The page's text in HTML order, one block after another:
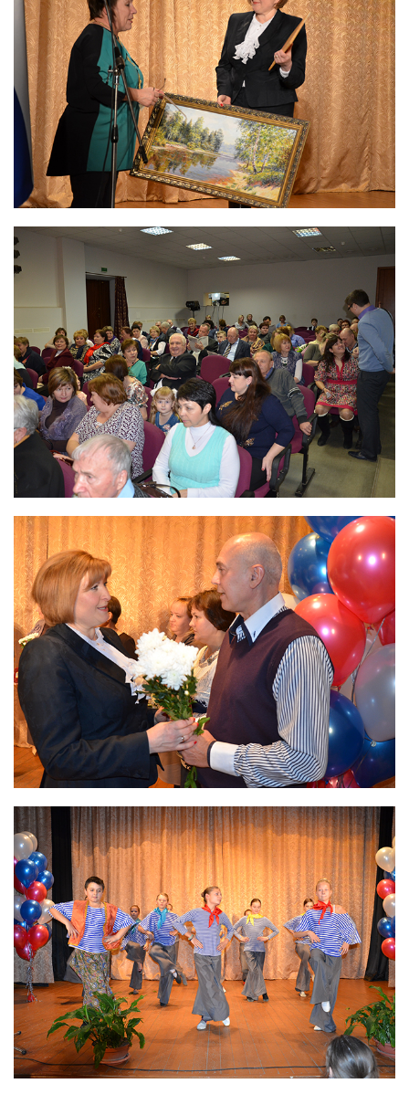
Фотобанк РАДОНА
Филиалы
Московский филиал
НПК – Сергиево-Посадский филиал
Северо-Западный центр по обращению с
радиоактивными отходами «СевРАО»
Дальневосточный центр по обращению с
радиоактивными отходами «ДальРАО»
Приволжский филиал
Уральский филиал
Уральский территориальный округ
Южный территориальный округ
Приволжский территориальный округ
Северо-Западный территориальный округ
Сибирский территориальный округ
Услуги
Контроль и прием РАО и ИИИ от организаций-
поставщиков
Транспортирование РАО
Переработка и кондиционирование РАО
Обеспечение безопасного хранения РАО
Обследование объектов и территорий на соответствие
требованиям радиационной безопасности
Обследование радиоактивно загрязненных и
потенциально радиоактивно загрязненных объектов и
территорий
Проведение оперативных работ по ликвидации
радиационно-аварийных ситуаций
Дезактивация и реабилитация радиоактивно
загрязненных объектов и территорий
Дезактивация радиоактивно загрязненной спецодежды,
защитных средств и оборудования
Радиационно-экологический мониторинг объектов
окружающей среды
Радиационный контроль изделий и материалов
Радиационно-экологическое обследование территорий
отводимых под строительство